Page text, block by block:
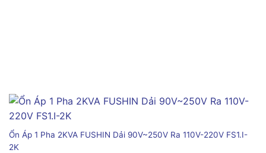
Ổn Áp 1 Pha 2KVA FUSHIN Dải 90V~250V Ra 110V-220V FS1.I-
2K